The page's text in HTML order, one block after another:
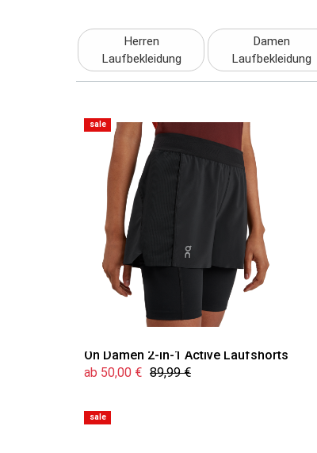
Herren
Laufbekleidung
Damen
Laufbekleidung
sale
On Damen 2-in-1 Active Laufshorts
ab 50,00 € 89,99 €
sale